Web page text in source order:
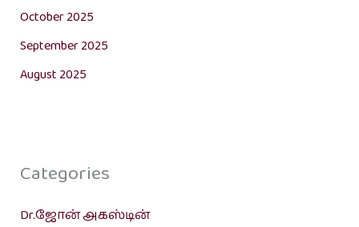
October 2025
September 2025
August 2025
Categories
Dr.ஜோன் அகஸ்டின்